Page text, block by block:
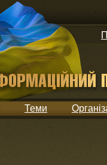
Теми